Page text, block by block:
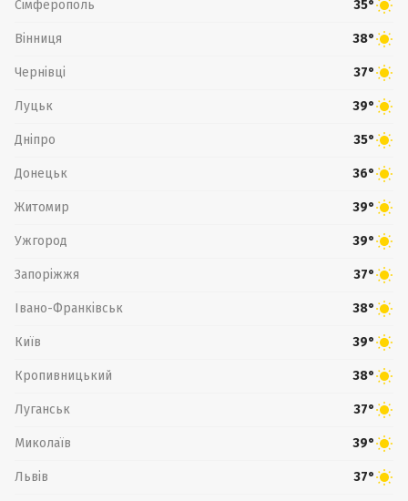
Сімферополь 35°
Вінниця 38°
Чернівці 37°
Луцьк 39°
Дніпро 35°
Донецьк 36°
Житомир 39°
Ужгород 39°
Запоріжжя 37°
Івано-Франківськ 38°
Київ 39°
Кропивницький 38°
Луганськ 37°
Миколаїв 39°
Львів 37°